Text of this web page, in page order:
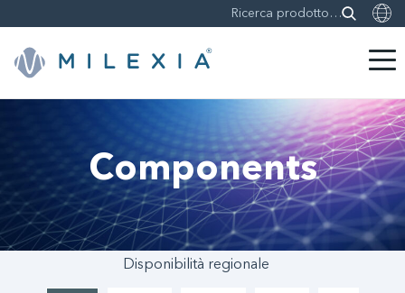
Components
Disponibilità regionale